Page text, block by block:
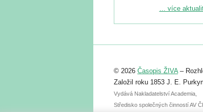
Podrobnější informace ke
Registrovat se můžete do
abstraktu přihlášené
posteru je už 30. června.
... více
© 2026 Časopis ŽIVA–
Založil roku 1853 J. E.
Vydává Nakladatelství Academia,
Středisko společných činností AV